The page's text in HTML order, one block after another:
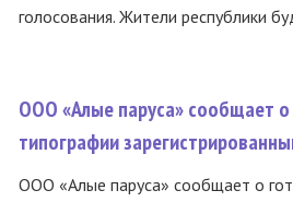
голосования. Жители республики
ООО «Алые паруса» сообщает о
типографии
ООО «Алые паруса» сообщает о